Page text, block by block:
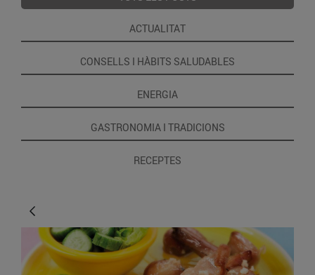
ACTUALITAT
CONSELLS I HÀBITS SALUDABLES
ENERGIA
GASTRONOMIA I TRADICIONS
RECEPTES